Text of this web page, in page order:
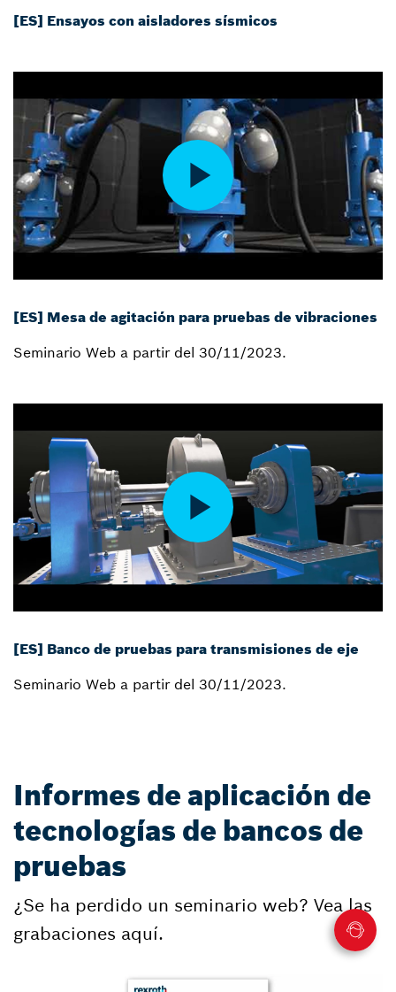
[ES] Ensayos con aisladores sísmicos
[ES] Mesa de agitación para pruebas de vibraciones
Seminario Web a partir del 30/11/2023.
[ES] Banco de pruebas para transmisiones de eje
Seminario Web a partir del 30/11/2023.
Informes de aplicación de
tecnologías de bancos de
pruebas
¿Se ha perdido un seminario web? Vea las
grabaciones aquí.